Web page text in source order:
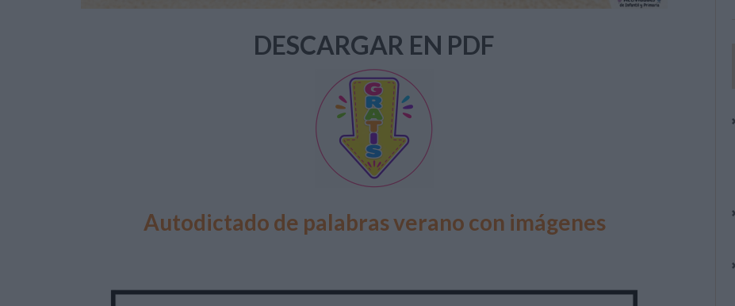
DESCARGAR EN PDF
Autodictado de palabras verano con imágenes